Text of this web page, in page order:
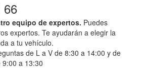
66
equipo de expertos. Puedes
expertos. Te ayudarán a elegir la
a tu vehículo.
de L a V de 8:30 a 14:00 y de
a 13:30